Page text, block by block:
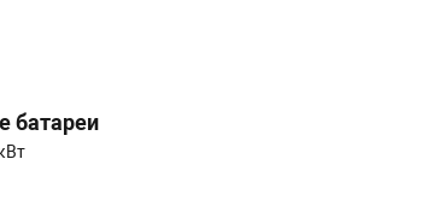
батареи